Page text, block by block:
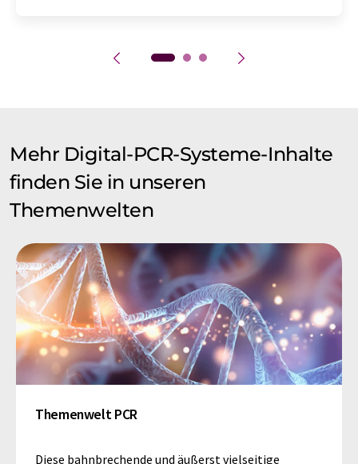
Mehr Digital-PCR-Systeme-Inhalte
finden Sie in unseren
Themenwelten
Themenwelt PCR
Diese bahnbrechende und äußerst vielseitige